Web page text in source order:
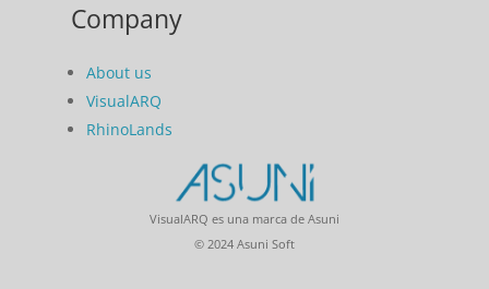
Company
About us
VisualARQ
RhinoLands
VisualARQ es una marca de Asuni
© 2024 Asuni Soft